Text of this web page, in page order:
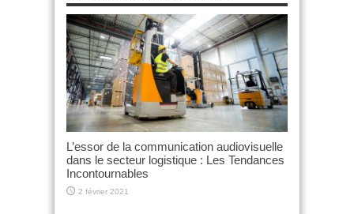
L’essor de la communication audiovisuelle
dans le secteur logistique : Les Tendances
Incontournables
2 février 2021